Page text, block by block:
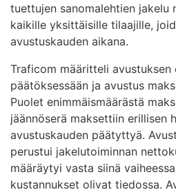
tuettujen sanomalehtien jakelu
kaikille yksittäisille tilaajille,
avustuskauden aikana.
Traficom määritteli avustuksen
päätöksessään ja avustus
Puolet enimmäismäärästä
jäännöserä maksettiin erillisen
avustuskauden päätyttyä.
perustui jakelutoiminnan
määräytyi vasta siinä
kustannukset olivat tiedossa.